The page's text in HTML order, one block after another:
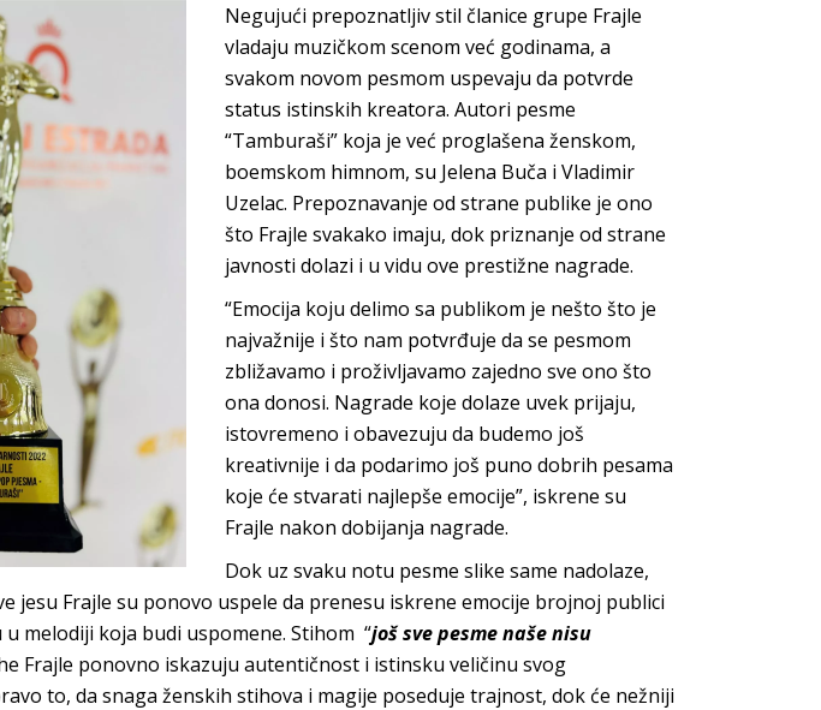
Negujući prepoznatljiv stil članice grupe Frajle
vladaju muzičkom scenom već godinama, a
svakom novom pesmom uspevaju da potvrde
status istinskih kreatora. Autori pesme
“Tamburaši” koja je već proglašena ženskom,
boemskom himnom, su Jelena Buča i Vladimir
Uzelac. Prepoznavanje od strane publike je ono
što Frajle svakako imaju, dok priznanje od strane
javnosti dolazi i u vidu ove prestižne nagrade.
“Emocija koju delimo sa publikom je nešto što je
najvažnije i što nam potvrđuje da se pesmom
zbližavamo i proživljavamo zajedno sve ono što
ona donosi. Nagrade koje dolaze uvek prijaju,
istovremeno i obavezuju da budemo još
kreativnije i da podarimo još puno dobrih pesama
koje će stvarati najlepše emocije”, iskrene su
Frajle nakon dobijanja nagrade.
Dok uz svaku notu pesme slike same nadolaze,
jesu Frajle su ponovo uspele da prenesu iskrene emocije brojnoj publici
melodiji koja budi uspomene. Stihom “još sve pesme naše nisu
Frajle ponovno iskazuju autentičnost i istinsku veličinu svog
to, da snaga ženskih stihova i magije poseduje trajnost, dok će nežniji